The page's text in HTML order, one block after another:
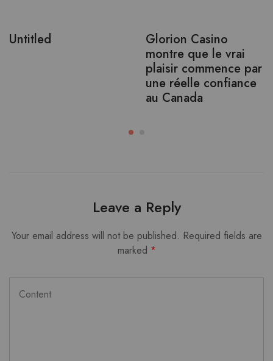
Untitled
Glorion Casino
montre que le vrai
plaisir commence par
une réelle confiance
au Canada
Leave a Reply
Your email address will not be published. Required fields are
marked *